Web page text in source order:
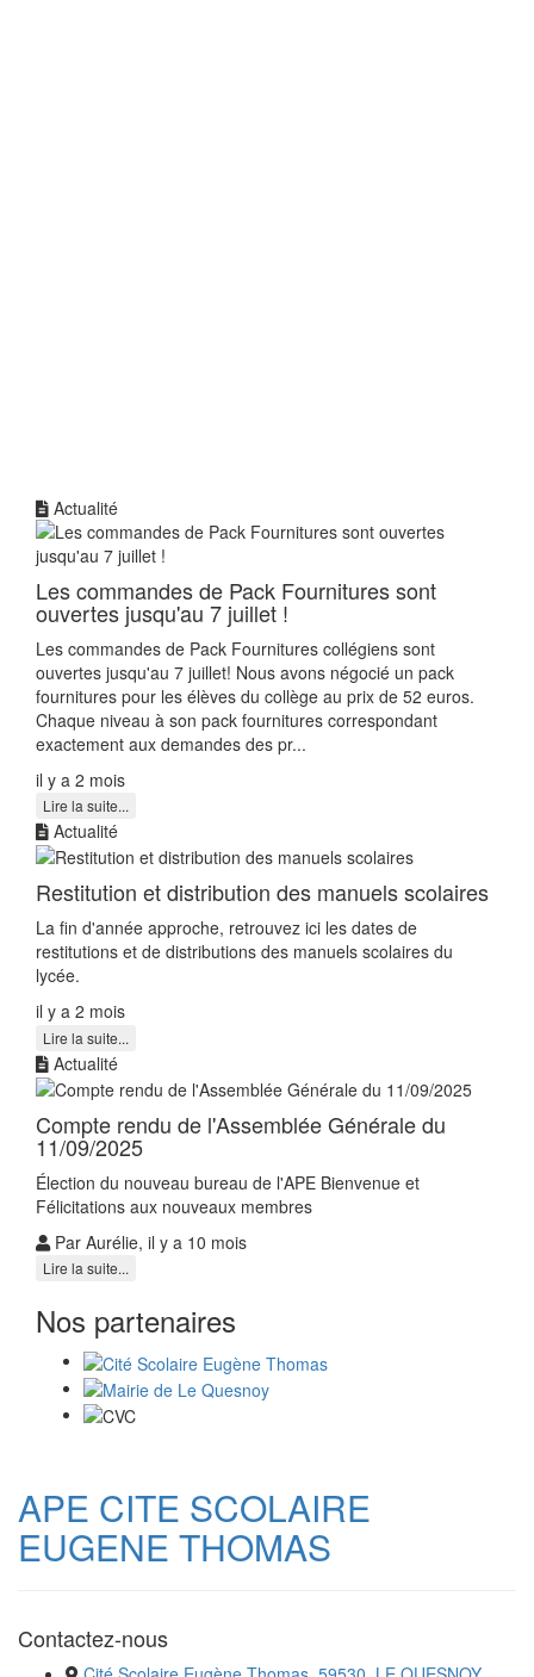
Actualité
Les commandes de Pack Fournitures sont
ouvertes jusqu'au 7 juillet !
Les commandes de Pack Fournitures collégiens sont
ouvertes jusqu'au 7 juillet! Nous avons négocié un pack
fournitures pour les élèves du collège au prix de 52 euros.
Chaque niveau à son pack fournitures correspondant
exactement aux demandes des pr...
il y a 2 mois
Lire la suite...
Actualité
Restitution et distribution des manuels scolaires
La fin d'année approche, retrouvez ici les dates de
restitutions et de distributions des manuels scolaires du
lycée.
il y a 2 mois
Lire la suite...
Actualité
Compte rendu de l'Assemblée Générale du
11/09/2025
Élection du nouveau bureau de l'APE Bienvenue et
Félicitations aux nouveaux membres
Par Aurélie, il y a 10 mois
Lire la suite...
Nos partenaires
APE CITE SCOLAIRE
EUGENE THOMAS
Contactez-nous